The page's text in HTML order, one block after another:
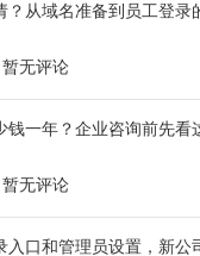
？从域名准备到员工登录
暂无评论
钱一年？企业咨询前先看
暂无评论
入口和管理员设置，新公